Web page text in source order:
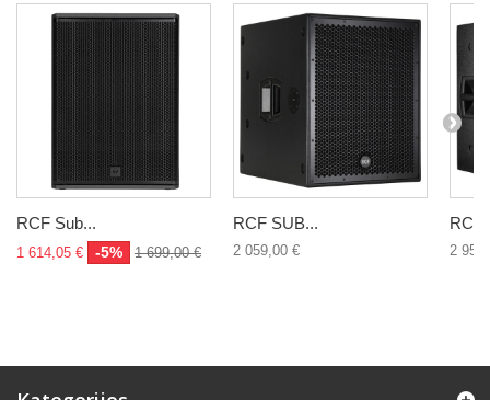
RCF Sub...
1 614,05 € -5% 1 699,00 €
RCF SUB...
2 059,00 €
RCF
2